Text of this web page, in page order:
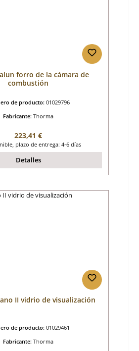
forro de la cámara de
combustión
de producto: 01029796
Fabricante: Thorma
Precio normal:
223,41 €
plazo de entrega: 4-6 días
Detalles
II vidrio de visualización
de producto: 01029461
Fabricante: Thorma